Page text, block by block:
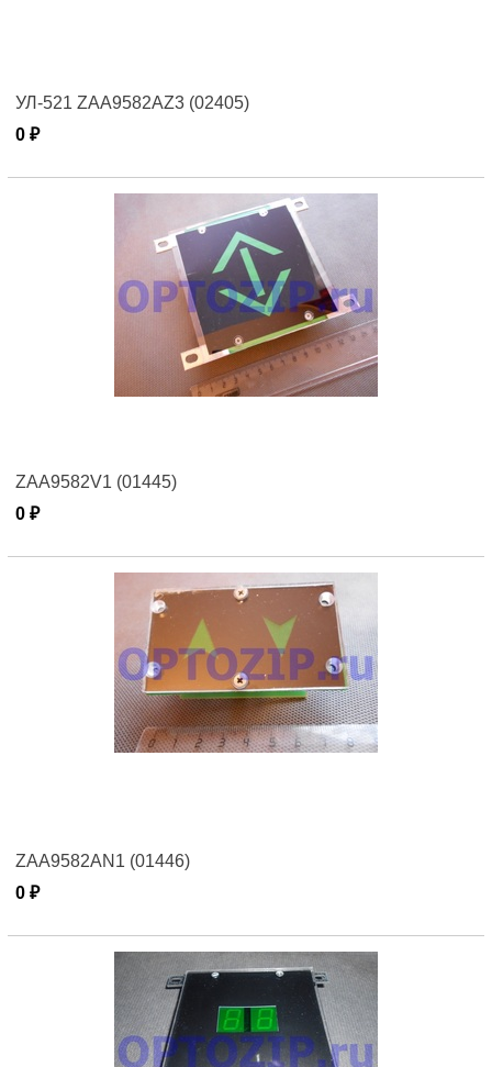
УЛ-521 ZAA9582AZ3 (02405)
0 ₽
ZAA9582V1 (01445)
0 ₽
ZAA9582AN1 (01446)
0 ₽